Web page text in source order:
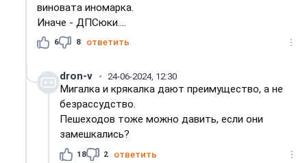
виновата иномарка.
Иначе - ДПСюки....
6 8 ответить
dron-v 24-06-2024, 12:30
Мигалка и крякалка дают преимущество, а не
безрассудство.
Пешеходов тоже можно давить, если они
замешкались?
18 2 ответить